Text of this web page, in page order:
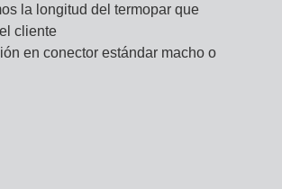
la longitud del termopar que
cliente
en conector estándar macho o